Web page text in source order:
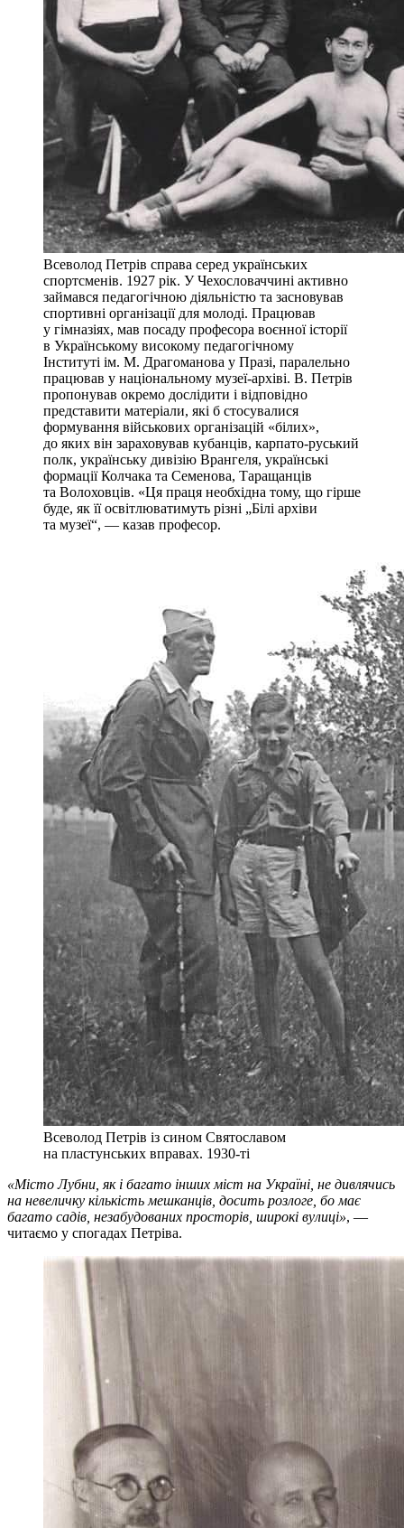
Всеволод Петрів справа серед українських
спортсменів. 1927 рік. У Чехословаччині активно
займався педагогічною діяльністю та засновував
спортивні організації для молоді. Працював
у гімназіях, мав посаду професора воєнної історії
в Українському високому педагогічному
Інституті ім. М. Драгоманова у Празі, паралельно
працював у національному музеї-архіві. В. Петрів
пропонував окремо дослідити і відповідно
представити матеріали, які б стосувалися
формування військових організацій «білих»,
до яких він зараховував кубанців, карпато-руський
полк, українську дивізію Врангеля, українські
формації Колчака та Семенова, Таращанців
та Волоховців. «Ця праця необхідна тому, що гірше
буде, як її освітлюватимуть різні „Білі архіви
та музеї“, — казав професор.
Всеволод Петрів із сином Святославом
на пластунських вправах. 1930-ті
«Місто Лубни, як і багато інших міст на Україні, не дивлячись
на невеличку кількість мешканців, досить розлоге, бо має
багато садів, незабудованих просторів, широкі вулиці», —
читаємо у спогадах Петріва.